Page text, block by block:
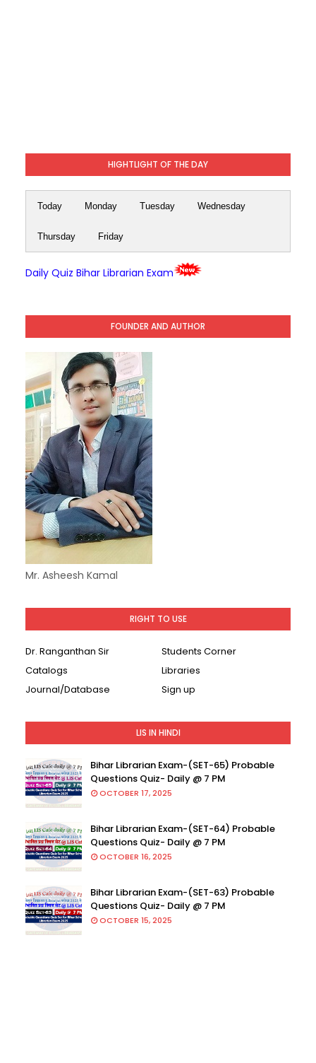
HIGHTLIGHT OF THE DAY
Today Monday Tuesday Wednesday
Thursday Friday
Daily Quiz Bihar Librarian Exam
FOUNDER AND AUTHOR
Mr. Asheesh Kamal
RIGHT TO USE
Dr. Ranganthan Sir
Students Corner
Catalogs
Libraries
Journal/Database
Sign up
LIS IN HINDI
Bihar Librarian Exam-(SET-65) Probable
Questions Quiz- Daily @ 7 PM
OCTOBER 17, 2025
Bihar Librarian Exam-(SET-64) Probable
Questions Quiz- Daily @ 7 PM
OCTOBER 16, 2025
Bihar Librarian Exam-(SET-63) Probable
Questions Quiz- Daily @ 7 PM
OCTOBER 15, 2025